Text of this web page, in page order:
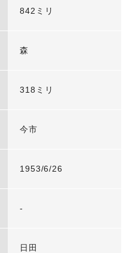
842ミリ
森
318ミリ
今市
1953/6/26
-
日田